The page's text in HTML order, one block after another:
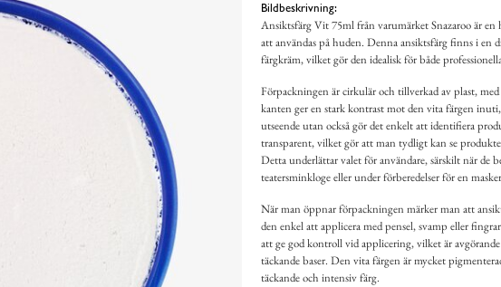
Bildbeskrivning:
Ansiktsfärg Vit 75ml från varumärket Snazaroo är
att användas på huden. Denna ansiktsfärg finns i
färgkräm, vilket gör den idealisk för både
Förpackningen är cirkulär och tillverkad av plast,
kanten ger en stark kontrast mot den vita färgen
utseende utan också gör det enkelt att identifiera
transparent, vilket gör att man tydligt kan se
Detta underlättar valet för användare, särskilt när de
teatersminkloge eller under förberedelser för en
När man öppnar förpackningen märker man att
den enkel att applicera med pensel, svamp eller
att ge god kontroll vid applicering, vilket är
täckande baser. Den vita färgen är mycket
täckande och intensiv färg.